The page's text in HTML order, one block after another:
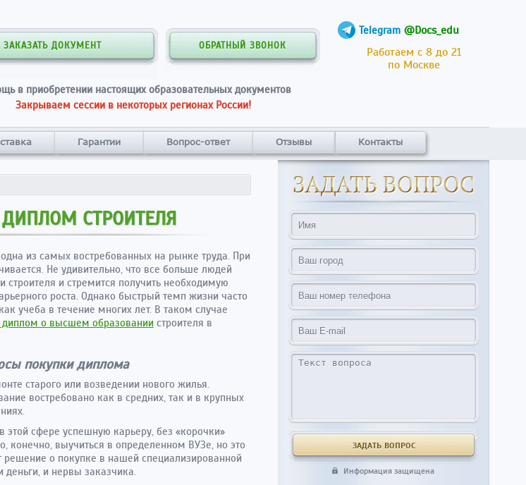
Telegram @Docs_edu
Работаем с 8 до 21
по Москве
ЗАКАЗАТЬ ДОКУМЕНТ ОБРАТНЫЙ ЗВОНОК
в приобретении настоящих образовательных документов
Закрываем сессии в некоторых регионах России!
Гарантии Вопрос-ответ Отзывы Контакты
СТРОИТЕЛЯ
из самых востребованных на рынке труда. При
Не удивительно, что все больше людей
строителя и стремится получить необходимую
роста. Однако быстрый темп жизни часто
учеба в течение многих лет. В таком случае
диплом о высшем образовании строителя в
покупки диплома
старого или возведении нового жилья.
востребовано как в средних, так и в крупных
этой сфере успешную карьеру, без «корочки»
конечно, выучиться в определенном ВУЗе, но это
решение о покупке в нашей специализированной
и нервы заказчика.
Информация защищена